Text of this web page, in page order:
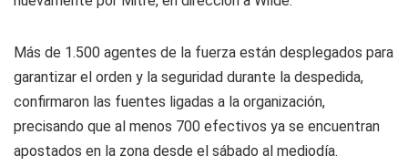
Más de 1.500 agentes de la fuerza están desplegados para
garantizar el orden y la seguridad durante la despedida,
confirmaron las fuentes ligadas a la organización,
precisando que al menos 700 efectivos ya se encuentran
apostados en la zona desde el sábado al mediodía.